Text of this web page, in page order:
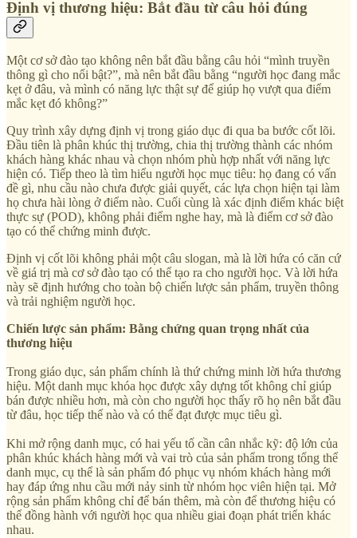
Định vị thương hiệu: Bắt đầu từ câu hỏi đúng
Một cơ sở đào tạo không nên bắt đầu bằng câu hỏi “mình truyền
thông gì cho nổi bật?”, mà nên bắt đầu bằng “người học đang mắc
kẹt ở đâu, và mình có năng lực thật sự để giúp họ vượt qua điểm
mắc kẹt đó không?”
Quy trình xây dựng định vị trong giáo dục đi qua ba bước cốt lõi.
Đầu tiên là phân khúc thị trường, chia thị trường thành các nhóm
khách hàng khác nhau và chọn nhóm phù hợp nhất với năng lực
hiện có. Tiếp theo là tìm hiểu người học mục tiêu: họ đang có vấn
đề gì, nhu cầu nào chưa được giải quyết, các lựa chọn hiện tại làm
họ chưa hài lòng ở điểm nào. Cuối cùng là xác định điểm khác biệt
thực sự (POD), không phải điểm nghe hay, mà là điểm cơ sở đào
tạo có thể chứng minh được.
Định vị cốt lõi không phải một câu slogan, mà là lời hứa có căn cứ
về giá trị mà cơ sở đào tạo có thể tạo ra cho người học. Và lời hứa
này sẽ định hướng cho toàn bộ chiến lược sản phẩm, truyền thông
và trải nghiệm người học.
Chiến lược sản phẩm: Bằng chứng quan trọng nhất của
thương hiệu
Trong giáo dục, sản phẩm chính là thứ chứng minh lời hứa thương
hiệu. Một danh mục khóa học được xây dựng tốt không chỉ giúp
bán được nhiều hơn, mà còn cho người học thấy rõ họ nên bắt đầu
từ đâu, học tiếp thế nào và có thể đạt được mục tiêu gì.
Khi mở rộng danh mục, có hai yếu tố cần cân nhắc kỹ: độ lớn của
phân khúc khách hàng mới và vai trò của sản phẩm trong tổng thể
danh mục, cụ thể là sản phẩm đó phục vụ nhóm khách hàng mới
hay đáp ứng nhu cầu mới nảy sinh từ nhóm học viên hiện tại. Mở
rộng sản phẩm không chỉ để bán thêm, mà còn để thương hiệu có
thể đồng hành với người học qua nhiều giai đoạn phát triển khác
nhau.